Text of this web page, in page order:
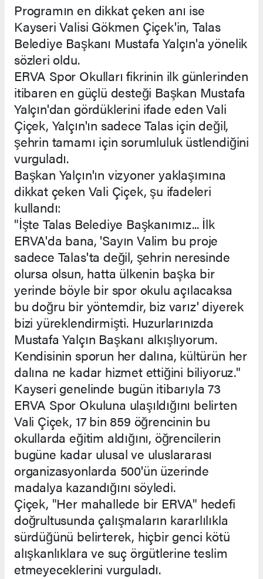
Programın en dikkat çeken anı ise
Kayseri Valisi Gökmen Çiçek'in, Talas
Belediye Başkanı Mustafa Yalçın'a yönelik
sözleri oldu.
ERVA Spor Okulları fikrinin ilk günlerinden
itibaren en güçlü desteği Başkan Mustafa
Yalçın'dan gördüklerini ifade eden Vali
Çiçek, Yalçın'ın sadece Talas için değil,
şehrin tamamı için sorumluluk üstlendiğini
vurguladı.
Başkan Yalçın'ın vizyoner yaklaşımına
dikkat çeken Vali Çiçek, şu ifadeleri
kullandı:
"İşte Talas Belediye Başkanımız... İlk
ERVA'da bana, 'Sayın Valim bu proje
sadece Talas'ta değil, şehrin neresinde
olursa olsun, hatta ülkenin başka bir
yerinde böyle bir spor okulu açılacaksa
bu doğru bir yöntemdir, biz varız' diyerek
bizi yüreklendirmişti. Huzurlarınızda
Mustafa Yalçın Başkanı alkışlıyorum.
Kendisinin sporun her dalına, kültürün her
dalına ne kadar hizmet ettiğini biliyoruz."
Kayseri genelinde bugün itibarıyla 73
ERVA Spor Okuluna ulaşıldığını belirten
Vali Çiçek, 17 bin 859 öğrencinin bu
okullarda eğitim aldığını, öğrencilerin
bugüne kadar ulusal ve uluslararası
organizasyonlarda 500'ün üzerinde
madalya kazandığını söyledi.
Çiçek, "Her mahallede bir ERVA" hedefi
doğrultusunda çalışmaların kararlılıkla
sürdüğünü belirterek, hiçbir genci kötü
alışkanlıklara ve suç örgütlerine teslim
etmeyeceklerini vurguladı.